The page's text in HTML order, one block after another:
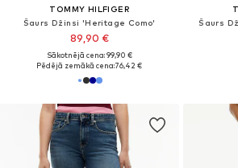
TOMMY HILFIGER
Šaurs Džinsi 'Heritage Como'
89,90 €
Sākotnējā cena: 99,90 €
Pēdējā zemākā cena:76,42 €
Šaurs